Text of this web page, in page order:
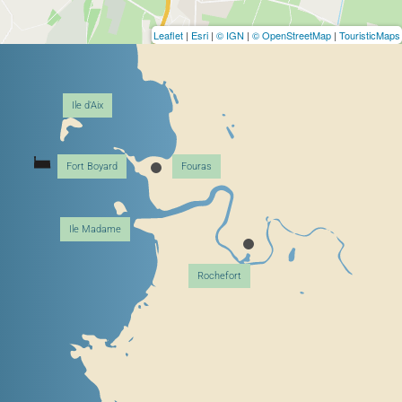
Leaflet | Esri | © IGN | © OpenStreetMap | TouristicMaps
Rochefort
Ile d'Aix
Ile Madame
Fouras
Fort Boyard